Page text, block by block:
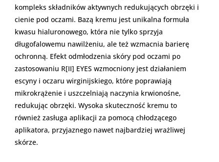
kompleks składników aktywnych redukujących obrzęki i
cienie pod oczami. Bazą kremu jest unikalna formuła
kwasu hialuronowego, która nie tylko sprzyja
długofalowemu nawilżeniu, ale też wzmacnia barierę
ochronną. Efekt odmłodzenia skóry pod oczami po
zastosowaniu R[II] EYES wzmocniony jest działaniem
escyny i oczaru wirginijskiego, które poprawiają
mikrokrążenie i uszczelniają naczynia krwionośne,
redukując obrzęki. Wysoka skuteczność kremu to
również zasługa aplikacji za pomocą chłodzącego
aplikatora, przyjaznego nawet najbardziej wrażliwej
skórze.